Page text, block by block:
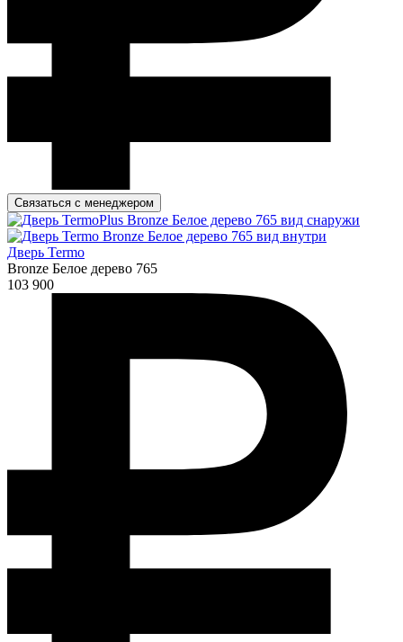
Связаться с менеджером
Дверь Termo
Bronze Белое дерево 765
103 900